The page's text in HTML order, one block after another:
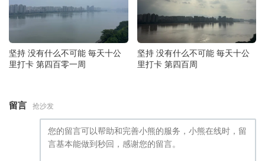
坚持 没有什么不可能 毎天十公
里打卡 第四百零一周
坚持 没有什么不可能 毎天十公
里打卡 第四百周
留言 抢沙发